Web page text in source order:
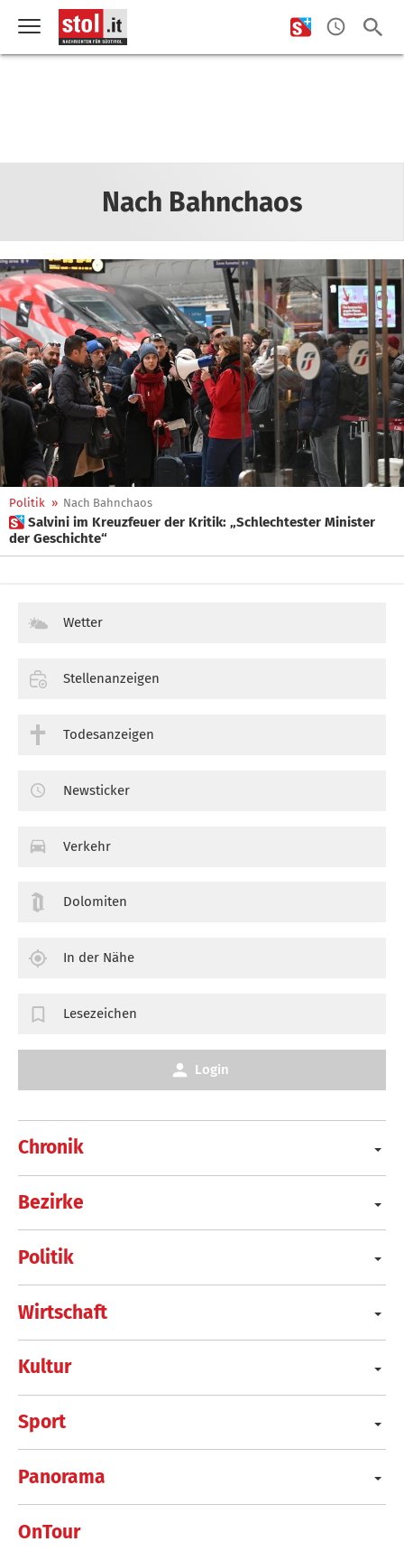
Nach Bahnchaos
Politik » Nach Bahnchaos
 Salvini im Kreuzfeuer der Kritik: „Schlechtester Minister
der Geschichte“
Chronik
Bezirke
Politik
Wirtschaft
Kultur
Sport
Panorama
OnTour
Wetter
Stellenanzeigen
Todesanzeigen
Newsticker
Verkehr
Dolomiten
In der Nähe
Lesezeichen
Login